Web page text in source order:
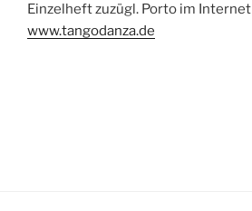
Einzelheft zuzügl. Porto im Internet
www.tangodanza.de